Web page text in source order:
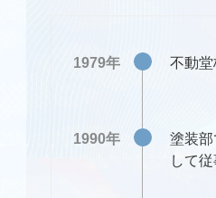
1979年 不動
1990年
塗装部
して